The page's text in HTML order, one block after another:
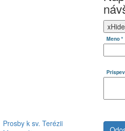
Prosby k sv. Terézii
x
Meno*